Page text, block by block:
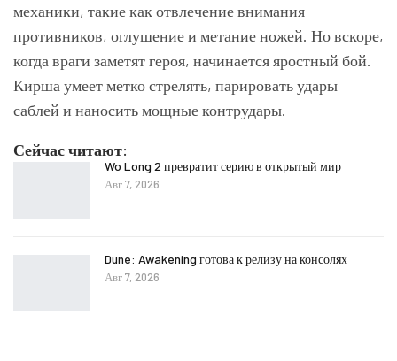
механики, такие как отвлечение внимания
противников, оглушение и метание ножей. Но вскоре,
когда враги заметят героя, начинается яростный бой.
Кирша умеет метко стрелять, парировать удары
саблей и наносить мощные контрудары.
Сейчас читают:
Wo Long 2 превратит серию в открытый мир
Авг 7, 2026
Dune: Awakening готова к релизу на консолях
Авг 7, 2026